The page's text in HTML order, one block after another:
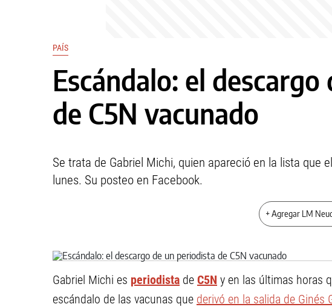
PAÍS
Escándalo: el
de C5N vacunado
Se trata de Gabriel Michi, quien apareció en la lista que
lunes. Su posteo en Facebook.
+ Agregar LM
Gabriel Michi es periodista de C5N y en las últimas horas
escándalo de las vacunas que derivó en la salida de Ginés